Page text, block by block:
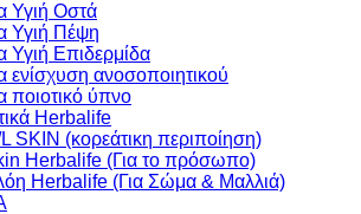
Υγιή Οστά
Υγιή Πέψη
Υγιή Επιδερμίδα
ενίσχυση ανοσοποιητικού
ποιοτικό ύπνο
Herbalife
SKIN (κορεάτικη περιποίηση)
Herbalife (Για το πρόσωπο)
Ηerbalife (Για Σώμα & Μαλλιά)